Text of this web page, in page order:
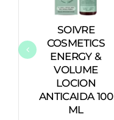
SOIVRE
COSMETICS
ENERGY &
VOLUME
LOCION
ANTICAIDA 100
ML